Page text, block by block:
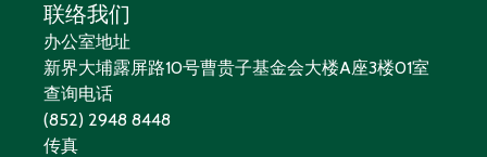
联络我们
办公室地址
新界大埔露屏路10号曹贵子基金会大楼A座3楼01室
查询电话
(852) 2948 8448
传真